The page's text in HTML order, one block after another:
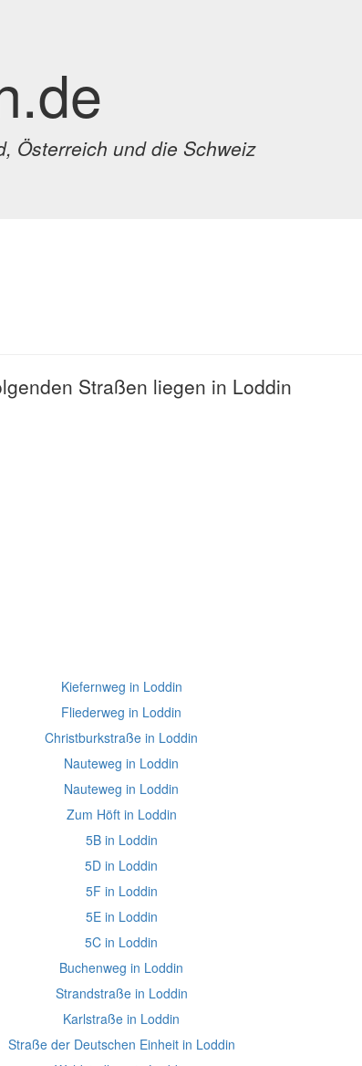
Österreich und die Schweiz
Straßen liegen in Loddin
Kiefernweg in Loddin
Fliederweg in Loddin
Christburkstraße in Loddin
Nauteweg in Loddin
Nauteweg in Loddin
Zum Höft in Loddin
5B in Loddin
5D in Loddin
5F in Loddin
5E in Loddin
5C in Loddin
Buchenweg in Loddin
Strandstraße in Loddin
Karlstraße in Loddin
Straße der Deutschen Einheit in Loddin